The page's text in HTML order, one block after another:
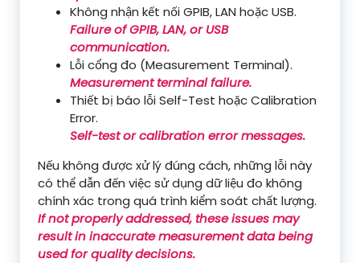
Không nhận kết nối GPIB, LAN hoặc USB.
Failure of GPIB, LAN, or USB
communication.
Lỗi cổng đo (Measurement Terminal).
Measurement terminal failure.
Thiết bị báo lỗi Self-Test hoặc Calibration
Error.
Self-test or calibration error messages.
Nếu không được xử lý đúng cách, những lỗi này
có thể dẫn đến việc sử dụng dữ liệu đo không
chính xác trong quá trình kiểm soát chất lượng.
If not properly addressed, these issues may
result in inaccurate measurement data being
used for quality decisions.